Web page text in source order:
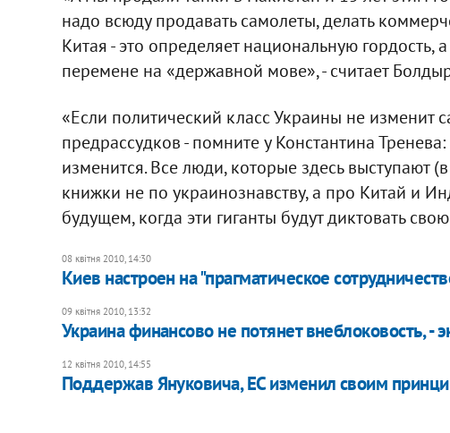
надо всюду продавать самолеты, делать
Китая - это определяет национальную гордость,
перемене на «державной мове», - считает
«Если политический класс Украины не изменит
предрассудков - помните у Константина
изменится. Все люди, которые здесь выступают
книжки не по украинознавству, а про Китай и
будущем, когда эти гиганты будут диктовать
08 квітня 2010, 14:30
Киев настроен на "прагматическое
09 квітня 2010, 13:32
Украина финансово не потянет внеблоковость, -
12 квітня 2010, 14:55
Поддержав Януковича, ЕС изменил своим